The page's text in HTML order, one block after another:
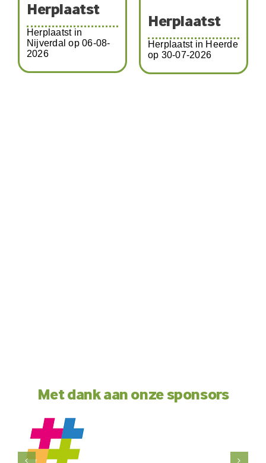
Herplaatst
Herplaatst in
Nijverdal op 06-08-
2026
Herplaatst
Herplaatst in Heerde
op 30-07-2026
Met dank aan onze sponsors